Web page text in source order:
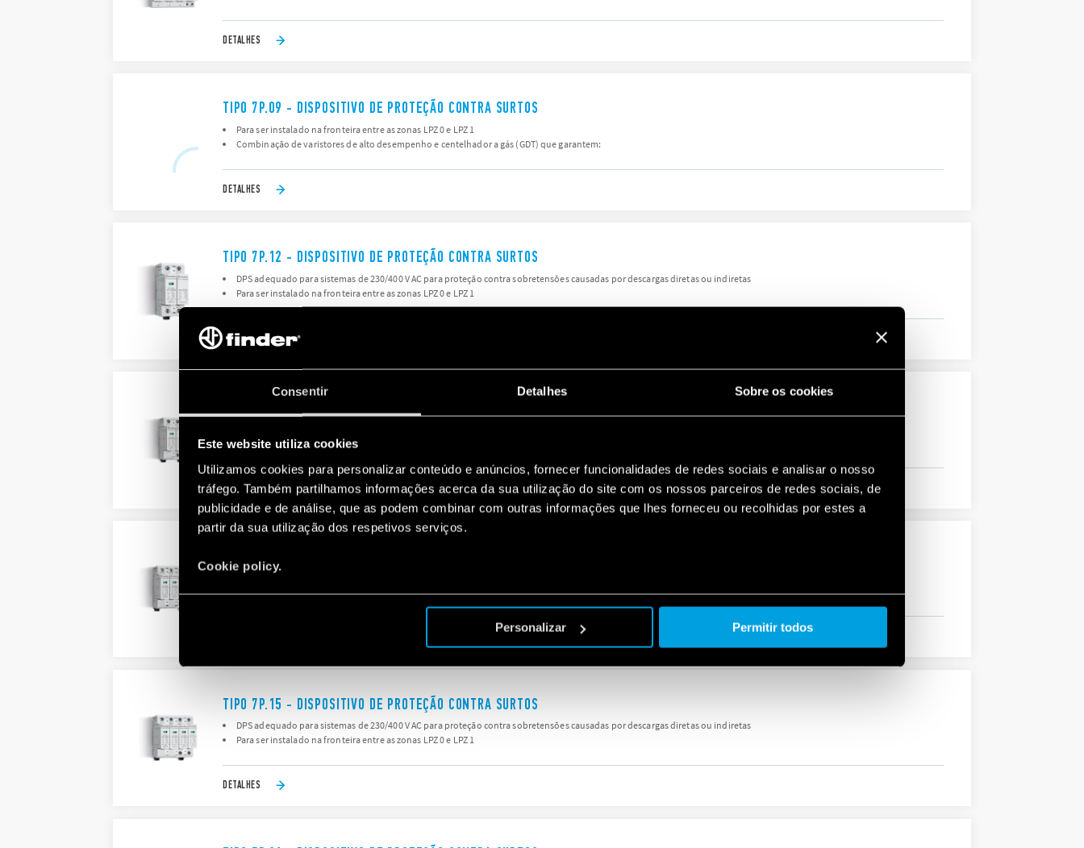
Consentir Detalhes Sobre os cookies
Este website utiliza cookies
Utilizamos cookies para personalizar conteúdo e anúncios, fornecer funcionalidades de redes sociais e analisar o nosso
tráfego. Também partilhamos informações acerca da sua utilização do site com os nossos parceiros de redes sociais, de
publicidade e de análise, que as podem combinar com outras informações que lhes forneceu ou recolhidas por estes a
partir da sua utilização dos respetivos serviços.
Cookie policy.
Personalizar Permitir todos
DETALHES
TIPO 7P.09 - DISPOSITIVO DE PROTEÇÃO CONTRA SURTOS
Para ser instalado na fronteira entre as zonas LPZ 0 e LPZ 1
Combinação de varistores de alto desempenho e centelhador a gás (GDT) que garantem:
DETALHES
TIPO 7P.12 - DISPOSITIVO DE PROTEÇÃO CONTRA SURTOS
DPS adequado para sistemas de 230/400 V AC para proteção contra sobretensões causadas por descargas diretas ou indiretas
Para ser instalado na fronteira entre as zonas LPZ 0 e LPZ 1
DETALHES
Para ser instalado na fronteira entre as zonas LPZ 0 e LPZ 1
DETALHES
DPS adequado para sistemas de 230/400 V AC para proteção contra sobretensões causadas por descargas diretas ou indiretas
Para ser instalado na fronteira entre as zonas LPZ 0 e LPZ 1
TIPO 7P.15 - DISPOSITIVO DE PROTEÇÃO CONTRA SURTOS
DPS adequado para sistemas de 230/400 V AC para proteção contra sobretensões causadas por descargas diretas ou indiretas
Para ser instalado na fronteira entre as zonas LPZ 0 e LPZ 1
DETALHES